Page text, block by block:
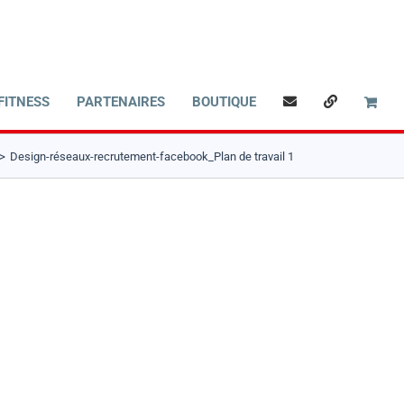
PARTENAIRES BOUTIQUE
Design-réseaux-recrutement-facebook_Plan de travail 1